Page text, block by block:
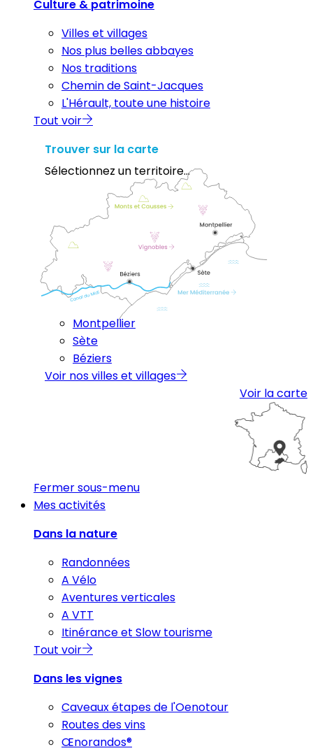
Culture & patrimoine
Villes et villages
Nos plus belles abbayes
Nos traditions
Chemin de Saint-Jacques
L'Hérault, toute une histoire
Tout voir
Trouver sur la carte
Sélectionnez un territoire...
Montpellier
Sète
Béziers
Voir nos villes et villages
Voir la carte
Fermer sous-menu
Mes activités
Dans la nature
Randonnées
A Vélo
Aventures verticales
A VTT
Itinérance et Slow tourisme
Tout voir
Dans les vignes
Caveaux étapes de l'Oenotour
Routes des vins
Œnorandos®